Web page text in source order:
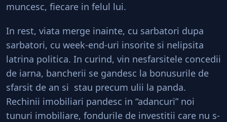
muncesc, fiecare in felul lui.
In rest, viata merge inainte, cu sarbatori dupa
sarbatori, cu week-end-uri insorite si nelipsita
latrina politica. In curind, vin nesfarsitele concedii
de iarna, bancherii se gandesc la bonusurile de
sfarsit de an si stau precum ulii la panda.
Rechinii imobiliari pandesc in “adancuri” noi
tunuri imobiliare, fondurile de investitii care nu s-